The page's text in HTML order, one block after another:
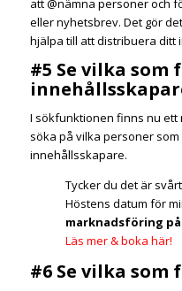
att @nämna personer och
eller nyhetsbrev. Det gör
hjälpa till att distribuera ditt
#5 Se vilka som
I sökfunktionen finns nu ett
söka på vilka personer
innehållsskapare.
Tycker du det är
Höstens datum för
marknadsföring
Läs mer & boka här!
#6 Se vilka som